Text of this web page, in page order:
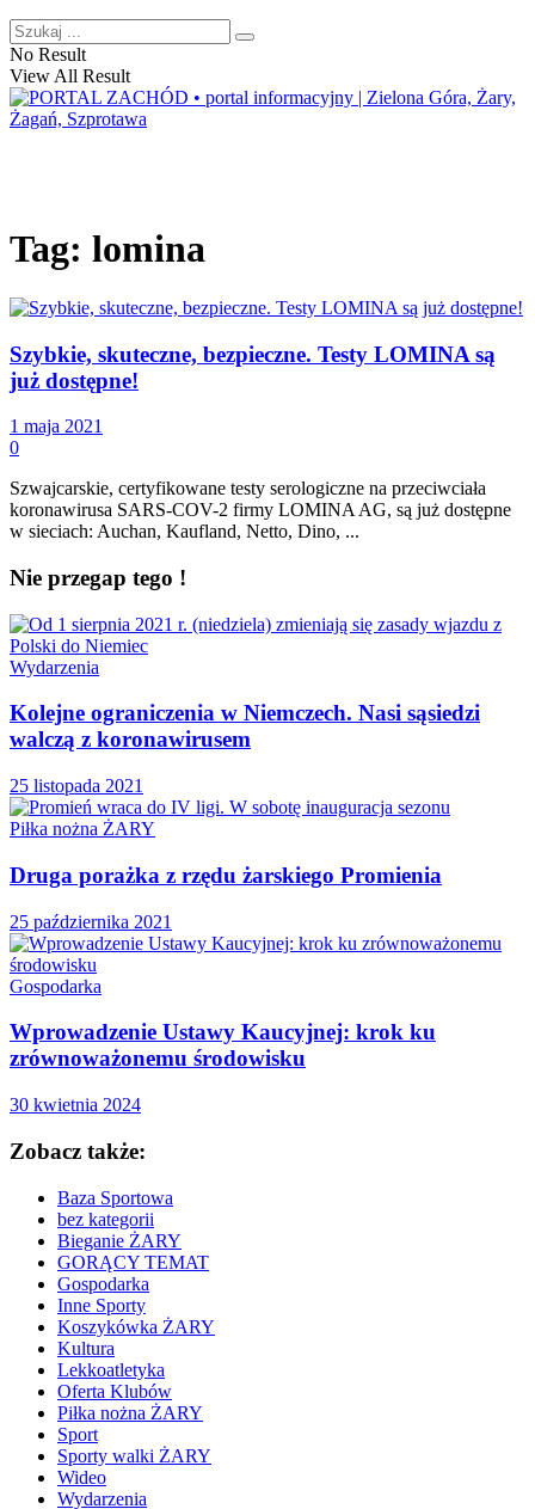
No Result
View All Result
Tag: lomina
Szybkie, skuteczne, bezpieczne. Testy LOMINA są
już dostępne!
1 maja 2021
0
Szwajcarskie, certyfikowane testy serologiczne na przeciwciała
koronawirusa SARS-COV-2 firmy LOMINA AG, są już dostępne
w sieciach: Auchan, Kaufland, Netto, Dino, ...
Nie przegap tego !
Wydarzenia
Kolejne ograniczenia w Niemczech. Nasi sąsiedzi
walczą z koronawirusem
25 listopada 2021
Piłka nożna ŻARY
Druga porażka z rzędu żarskiego Promienia
25 października 2021
Gospodarka
Wprowadzenie Ustawy Kaucyjnej: krok ku
zrównoważonemu środowisku
30 kwietnia 2024
Zobacz także:
Baza Sportowa
bez kategorii
Bieganie ŻARY
GORĄCY TEMAT
Gospodarka
Inne Sporty
Koszykówka ŻARY
Kultura
Lekkoatletyka
Oferta Klubów
Piłka nożna ŻARY
Sport
Sporty walki ŻARY
Wideo
Wydarzenia